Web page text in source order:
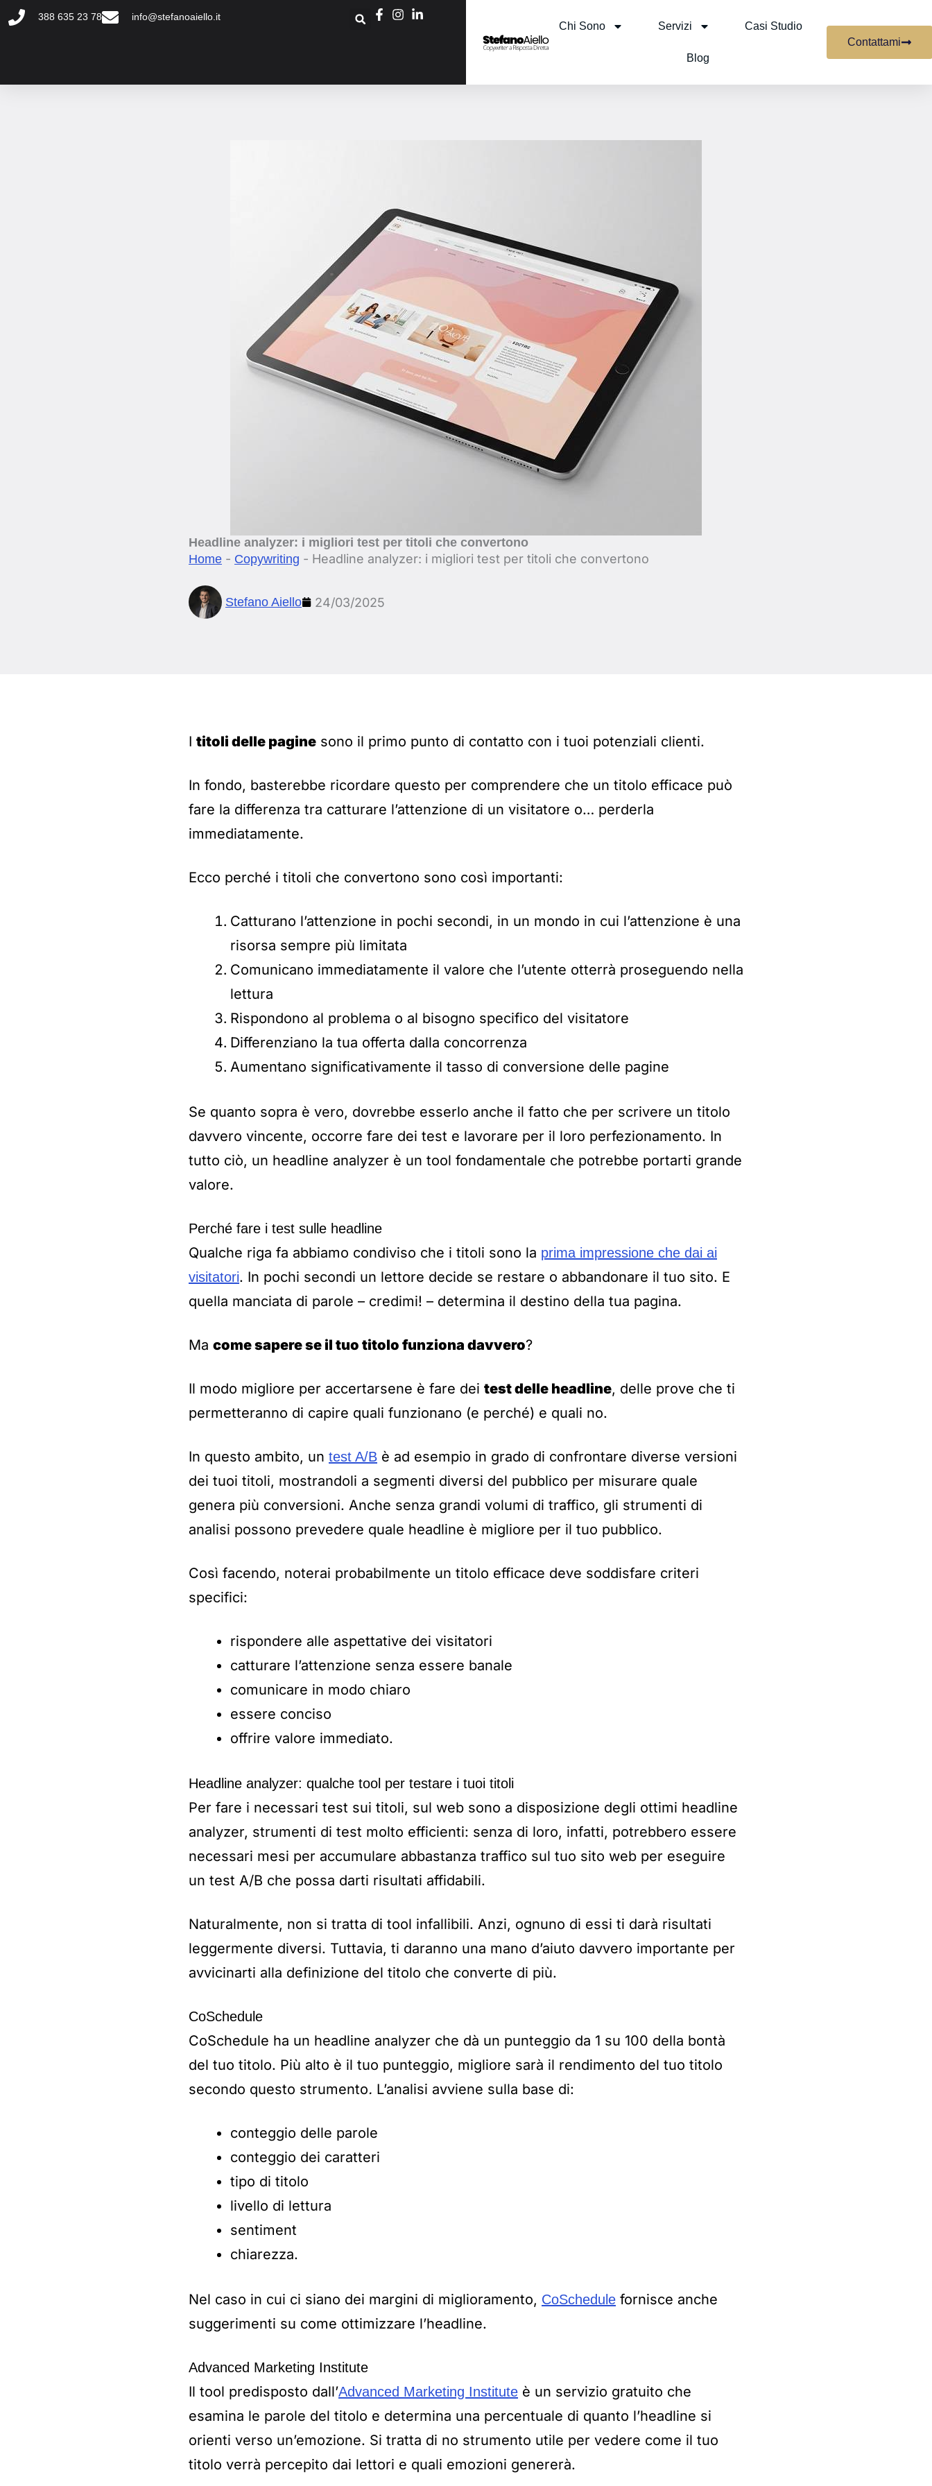
al
388 635 23 78 info@stefanoaiello.it
Chi Sono Servizi Casi Studio
Blog
Contattami
Headline analyzer: i migliori test per titoli che convertono
Home - Copywriting - Headline analyzer: i migliori test per titoli che convertono
Stefano Aiello 24/03/2025
I titoli delle pagine sono il primo punto di contatto con i tuoi potenziali clienti.
In fondo, basterebbe ricordare questo per comprendere che un titolo efficace può
fare la differenza tra catturare l’attenzione di un visitatore o… perderla
immediatamente.
Ecco perché i titoli che convertono sono così importanti:
Catturano l’attenzione in pochi secondi, in un mondo in cui l’attenzione è una
risorsa sempre più limitata
Comunicano immediatamente il valore che l’utente otterrà proseguendo nella
lettura
Rispondono al problema o al bisogno specifico del visitatore
Differenziano la tua offerta dalla concorrenza
Aumentano significativamente il tasso di conversione delle pagine
Se quanto sopra è vero, dovrebbe esserlo anche il fatto che per scrivere un titolo
davvero vincente, occorre fare dei test e lavorare per il loro perfezionamento. In
tutto ciò, un headline analyzer è un tool fondamentale che potrebbe portarti grande
valore.
Perché fare i test sulle headline
Qualche riga fa abbiamo condiviso che i titoli sono la prima impressione che dai ai
visitatori. In pochi secondi un lettore decide se restare o abbandonare il tuo sito. E
quella manciata di parole – credimi! – determina il destino della tua pagina.
Ma come sapere se il tuo titolo funziona davvero?
Il modo migliore per accertarsene è fare dei test delle headline, delle prove che ti
permetteranno di capire quali funzionano (e perché) e quali no.
In questo ambito, un test A/B è ad esempio in grado di confrontare diverse versioni
dei tuoi titoli, mostrandoli a segmenti diversi del pubblico per misurare quale
genera più conversioni. Anche senza grandi volumi di traffico, gli strumenti di
analisi possono prevedere quale headline è migliore per il tuo pubblico.
Così facendo, noterai probabilmente un titolo efficace deve soddisfare criteri
specifici:
rispondere alle aspettative dei visitatori
catturare l’attenzione senza essere banale
comunicare in modo chiaro
essere conciso
offrire valore immediato.
Headline analyzer: qualche tool per testare i tuoi titoli
Per fare i necessari test sui titoli, sul web sono a disposizione degli ottimi headline
analyzer, strumenti di test molto efficienti: senza di loro, infatti, potrebbero essere
necessari mesi per accumulare abbastanza traffico sul tuo sito web per eseguire
un test A/B che possa darti risultati affidabili.
Naturalmente, non si tratta di tool infallibili. Anzi, ognuno di essi ti darà risultati
leggermente diversi. Tuttavia, ti daranno una mano d’aiuto davvero importante per
avvicinarti alla definizione del titolo che converte di più.
CoSchedule
CoSchedule ha un headline analyzer che dà un punteggio da 1 su 100 della bontà
del tuo titolo. Più alto è il tuo punteggio, migliore sarà il rendimento del tuo titolo
secondo questo strumento. L’analisi avviene sulla base di:
conteggio delle parole
conteggio dei caratteri
tipo di titolo
livello di lettura
sentiment
chiarezza.
Nel caso in cui ci siano dei margini di miglioramento, CoSchedule fornisce anche
suggerimenti su come ottimizzare l’headline.
Advanced Marketing Institute
Il tool predisposto dall’Advanced Marketing Institute è un servizio gratuito che
esamina le parole del titolo e determina una percentuale di quanto l’headline si
orienti verso un’emozione. Si tratta di no strumento utile per vedere come il tuo
titolo verrà percepito dai lettori e quali emozioni genererà.